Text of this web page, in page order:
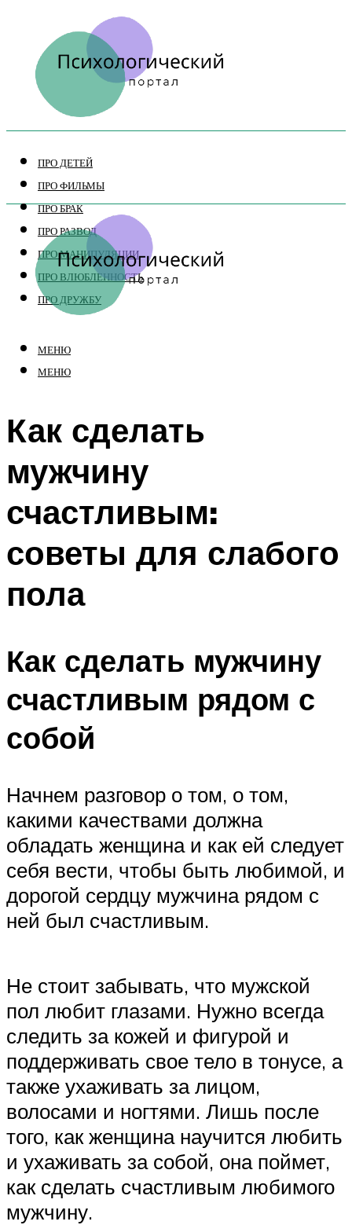
ПРО ДЕТЕЙ
ПРО ФИЛЬМЫ
ПРО БРАК
ПРО РАЗВОД
ПРО МАНИПУЛЯЦИИ
ПРО ВЛЮБЛЕННОСТЬ
ПРО ДРУЖБУ
МЕНЮ
МЕНЮ
Как сделать
мужчину
счастливым:
советы для слабого
пола
Как сделать мужчину
счастливым рядом с
собой
Начнем разговор о том, о том,
какими качествами должна
обладать женщина и как ей следует
себя вести, чтобы быть любимой, и
дорогой сердцу мужчина рядом с
ней был счастливым.
Не стоит забывать, что мужской
пол любит глазами. Нужно всегда
следить за кожей и фигурой и
поддерживать свое тело в тонусе, а
также ухаживать за лицом,
волосами и ногтями. Лишь после
того, как женщина научится любить
и ухаживать за собой, она поймет,
как сделать счастливым любимого
мужчину.